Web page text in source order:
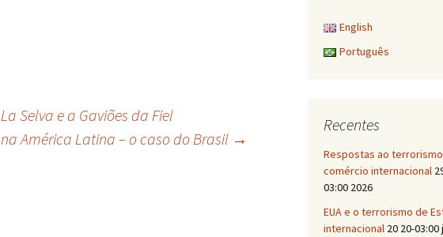
Selva e a Gaviões da Fiel
América Latina – o caso do Brasil →
English
Português
Recentes
Respostas ao
comércio internacional
03:00 2026
EUA e o terrorismo de
internacional 20 20-